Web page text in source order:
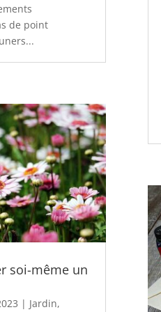
de point
soi-même un
| Jardin,